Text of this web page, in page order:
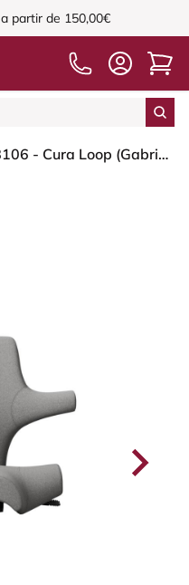
a partir de 150,00€
HÅG Capisco 8106 - Cura Loop (Gabriel) - Poliéster reciclados - CLP60110 Light grey - Black - 200 mm (seat height 46-64cm) - Glides